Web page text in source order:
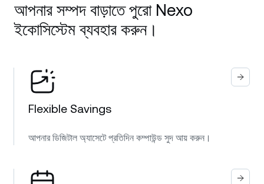
আপনার সম্পদ বাড়াতে পুরো Nexo
ইকোসিস্টেম ব্যবহার করুন।
Flexible Savings
আপনার ডিজিটাল অ্যাসেটে প্রতিদিন কম্পাউন্ড সুদ আয় করুন।